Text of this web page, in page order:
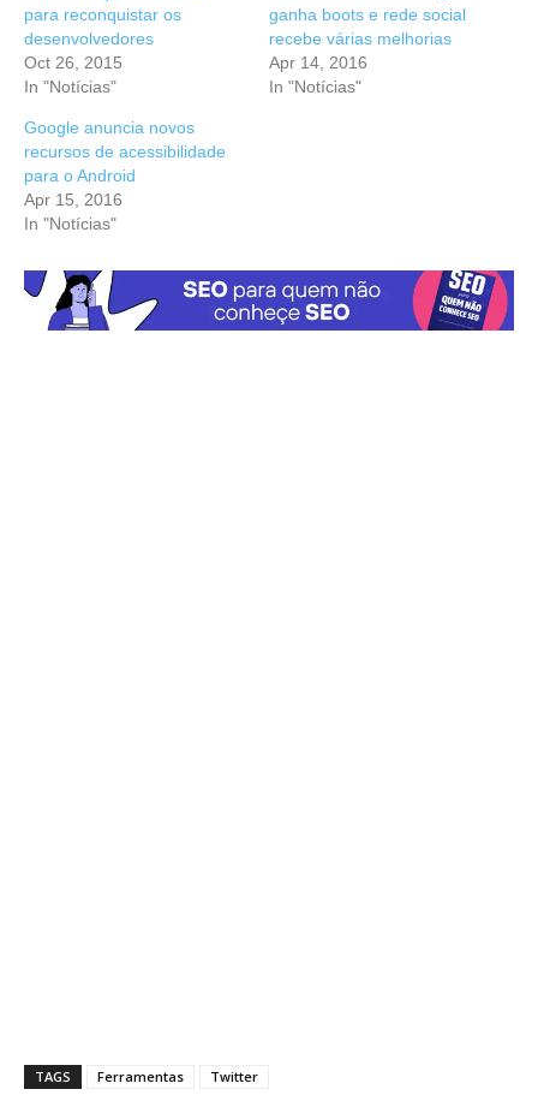
para reconquistar os
desenvolvedores
Oct 26, 2015
In "Notícias"
ganha boots e rede social
recebe várias melhorias
Apr 14, 2016
In "Notícias"
Google anuncia novos
recursos de acessibilidade
para o Android
Apr 15, 2016
In "Notícias"
TAGS Ferramentas Twitter